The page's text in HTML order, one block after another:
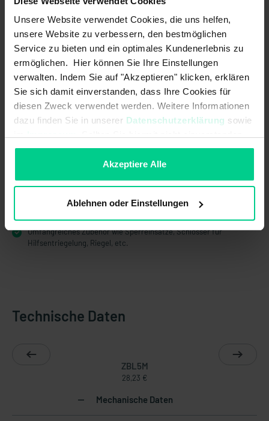
Unsere Website verwendet Cookies, die uns helfen,
unsere Website zu verbessern, den bestmöglichen
Service zu bieten und ein optimales Kundenerlebnis zu
ermöglichen. Hier können Sie Ihre Einstellungen
verwalten. Indem Sie auf "Akzeptieren" klicken, erklären
Sie sich damit einverstanden, dass Ihre Cookies für
diesen Zweck verwendet werden. Weitere Informationen
dazu finden Sie in unserer Datenschutzerklärung sowie
sein, können Sie die Verwendung von Cookies hier
Akzeptiere Alle
Ablehnen oder Einstellungen
Unterschiedliche Betätiger und Bauformen bieten die
nötige Flexibilität, um potenzielle Gefährdungen sicher
unter Kontrolle zu haben.
Produktmerkmale
Zuhaltekraft bis zu 2500 N
Ruhe- oder Arbeitsstromprinzip
Doppelter Betätigungskopf für gleichzeitige Zuhaltung von zwei
Türen möglich
Umfangreiches Zubehör wie Sperreinsätze, Schlösser für
Hilfsentriegelung, Riegel, etc.
Technische Daten
ZBL5M
28,23 €
Mechanische Daten